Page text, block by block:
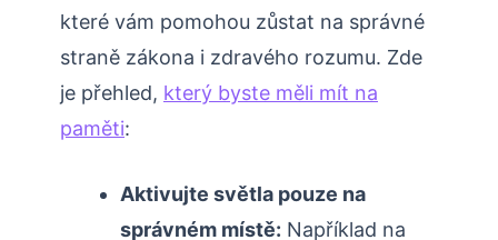
které vám pomohou zůstat na správné
straně zákona i zdravého rozumu. Zde
je přehled, který byste měli mít na
paměti:
Aktivujte světla pouze na
správném místě: Například na